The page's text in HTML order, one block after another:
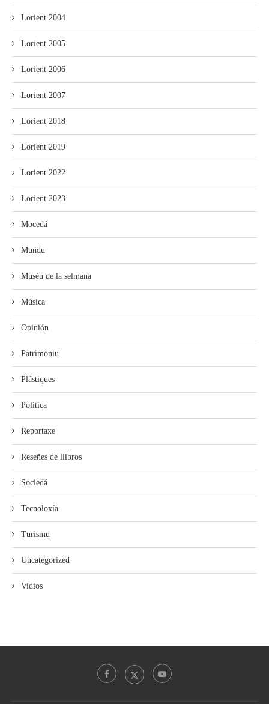
Lorient 2004
Lorient 2005
Lorient 2006
Lorient 2007
Lorient 2018
Lorient 2019
Lorient 2022
Lorient 2023
Mocedá
Mundu
Muséu de la selmana
Música
Opinión
Patrimoniu
Plástiques
Política
Reportaxe
Reseñes de llibros
Sociedá
Tecnoloxía
Turismu
Uncategorized
Vidios